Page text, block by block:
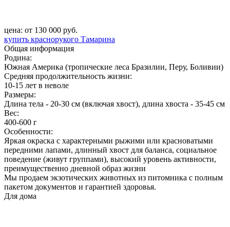
цена: от 130 000 руб.
купить краснорукого Тамарина
Общая информация
Родина:
Южная Америка (тропические леса Бразилии, Перу, Боливии)
Средняя продолжительность жизни:
10-15 лет в неволе
Размеры:
Длина тела - 20-30 см (включая хвост), длина хвоста - 35-45 см
Вес:
400-600 г
Особенности:
Яркая окраска с характерными рыжими или красноватыми
передними лапами, длинный хвост для баланса, социальное
поведение (живут группами), высокий уровень активности,
преимущественно дневной образ жизни
Мы продаем экзотических животных из питомника с полным
пакетом документов и гарантией здоровья.
Для дома